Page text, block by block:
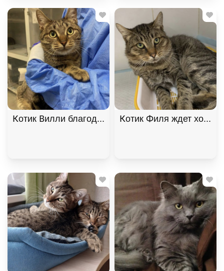
Котик Вилли благодарный и ласковый ищет
Котик Филя ждет